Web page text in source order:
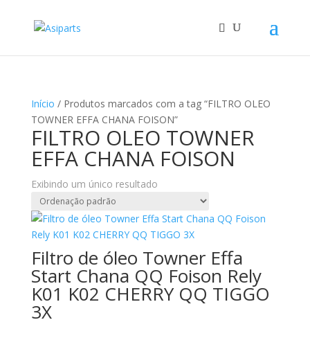
Início / Produtos marcados com a tag “FILTRO OLEO
TOWNER EFFA CHANA FOISON”
FILTRO OLEO TOWNER
EFFA CHANA FOISON
Exibindo um único resultado
Filtro de óleo Towner Effa
Start Chana QQ Foison Rely
K01 K02 CHERRY QQ TIGGO
3X